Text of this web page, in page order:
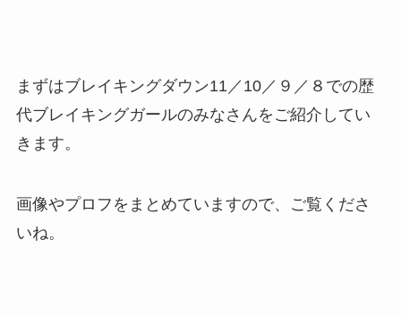
まずはブレイキングダウン11／10／９／８での歴
代ブレイキングガールのみなさんをご紹介してい
きます。
画像やプロフをまとめていますので、ご覧くださ
いね。